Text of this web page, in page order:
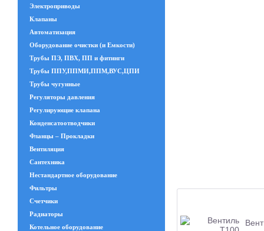
Электроприводы
Клапаны
Автоматизация
Оборудование очистки (и Емкости)
Трубы ПЭ, ПВХ, ПП и фитинги
Трубы ППУ,ППМИ,ППМ,ВУС,ЦПИ
Трубы чугунные
Регуляторы давления
Регулирующие клапана
Конденсатоотводчики
Фланцы – Прокладки
Вентиляция
Сантехника
Нестандартное оборудование
Фильтры
Счетчики
Радиаторы
Котельное оборудование